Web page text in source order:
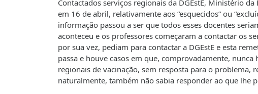
Contactados serviços regionais da DGEstE, Ministério
em 16 de abril, relativamente aos “esquecidos” ou
informação passou a ser que todos esses docentes
aconteceu e os professores começaram a contactar os
por sua vez, pediam para contactar a DGEstE e esta
passa e houve casos em que, comprovadamente,
regionais de vacinação, sem resposta para o problema,
naturalmente, também não sabia responder ao que lhe